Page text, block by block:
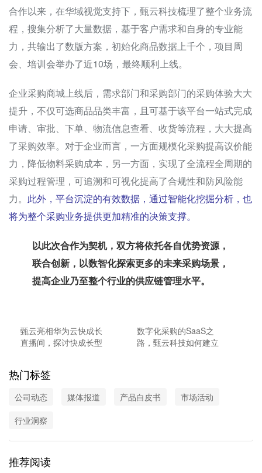
合作以来，在华域视觉支持下，甄云科技梳理了整个业务流
程，搜集分析了大量数据，基于客户需求和自身的专业能
力，共输出了数版方案，初始化商品数据上千个，项目周
会、培训会举办了近10场，最终顺利上线。
企业采购商城上线后，需求部门和采购部门的采购体验大大
提升，不仅可选商品品类丰富，且可基于该平台一站式完成
申请、审批、下单、物流信息查看、收货等流程，大大提高
了采购效率。对于企业而言，一方面规模化采购提高议价能
力，降低物料采购成本，另一方面，实现了全流程全周期的
采购过程管理，可追溯和可视化提高了合规性和防风险能
力。 此外，平台沉淀的有效数据，通过智能化挖掘分析，也
将为整个采购业务提供更加精准的决策支撑。
以此次合作为契机，双方将依托各自优势资源，
联合创新，以数智化探索更多的未来采购场景，
提高企业乃至整个行业的供应链管理水平。
甄云亮相华为云快成长
直播间，探讨快成长型
数字化采购的SaaS之
路，甄云科技如何建立
热门标签
公司动态 媒体报道 产品白皮书
市场活动
行业洞察
推荐阅读